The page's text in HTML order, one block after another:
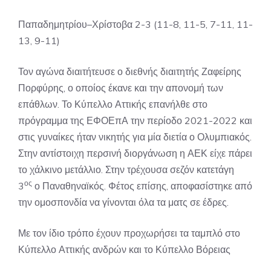
Παπαδημητρίου–Χρίστοβα 2-3 (11-8, 11-5, 7-11, 11-
13, 9-11)
Τον αγώνα διαιτήτευσε ο διεθνής διαιτητής Ζαφείρης
Πορφύρης, ο οποίος έκανε και την απονομή των
επάθλων. Το Κύπελλο Αττικής επανήλθε στο
πρόγραμμα της ΕΦΟΕπΑ την περίοδο 2021-2022 και
στις γυναίκες ήταν νικητής για μία διετία ο Ολυμπιακός.
Στην αντίστοιχη περσινή διοργάνωση η ΑΕΚ είχε πάρει
το χάλκινο μετάλλιο. Στην τρέχουσα σεζόν κατετάγη
3ος ο Παναθηναϊκός. Φέτος επίσης, αποφασίστηκε από
την ομοσπονδία να γίνονται όλα τα ματς σε έδρες.
Με τον ίδιο τρόπο έχουν προχωρήσει τα ταμπλό στο
Κύπελλο Αττικής ανδρών και το Κύπελλο Βόρειας